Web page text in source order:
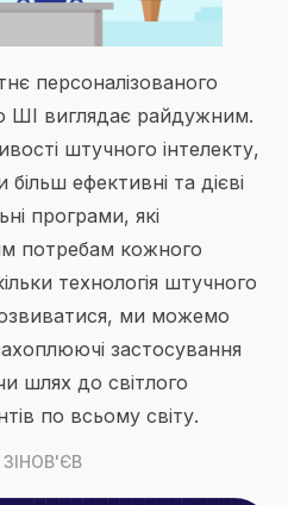
персоналізованого
ШІ виглядає райдужним.
штучного інтелекту,
ефективні та дієві
програми, які
потребам кожного
технологія штучного
ми можемо
застосування
шлях до світлого
по всьому світу.